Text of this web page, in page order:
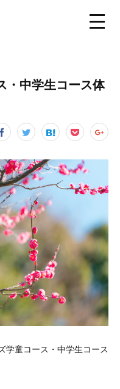
・中学生コース体
学童コース・中学生コース